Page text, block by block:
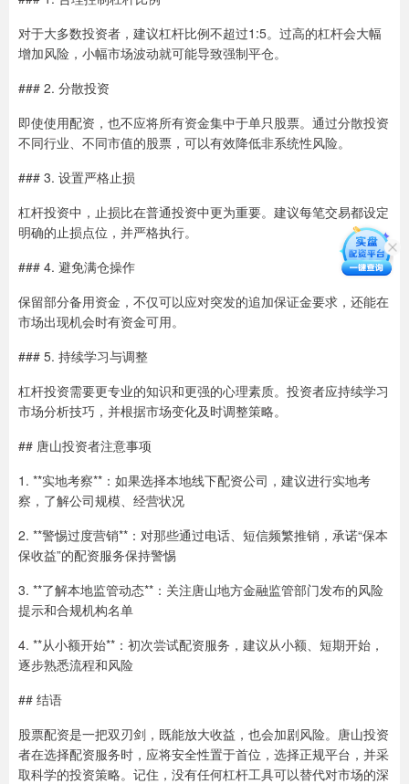
对于大多数投资者，建议杠杆比例不超过1:5。过高的杠杆会大幅
增加风险，小幅市场波动就可能导致强制平仓。
### 2. 分散投资
即使使用配资，也不应将所有资金集中于单只股票。通过分散投资
不同行业、不同市值的股票，可以有效降低非系统性风险。
### 3. 设置严格止损
杠杆投资中，止损比在普通投资中更为重要。建议每笔交易都设定
明确的止损点位，并严格执行。
### 4. 避免满仓操作
保留部分备用资金，不仅可以应对突发的追加保证金要求，还能在
市场出现机会时有资金可用。
### 5. 持续学习与调整
杠杆投资需要更专业的知识和更强的心理素质。投资者应持续学习
市场分析技巧，并根据市场变化及时调整策略。
## 唐山投资者注意事项
1. **实地考察**：如果选择本地线下配资公司，建议进行实地考
察，了解公司规模、经营状况
2. **警惕过度营销**：对那些通过电话、短信频繁推销，承诺“保本
保收益”的配资服务保持警惕
3. **了解本地监管动态**：关注唐山地方金融监管部门发布的风险
提示和合规机构名单
4. **从小额开始**：初次尝试配资服务，建议从小额、短期开始，
逐步熟悉流程和风险
## 结语
股票配资是一把双刃剑，既能放大收益，也会加剧风险。唐山投资
者在选择配资服务时，应将安全性置于首位，选择正规平台，并采
取科学的投资策略。记住，没有任何杠杆工具可以替代对市场的深